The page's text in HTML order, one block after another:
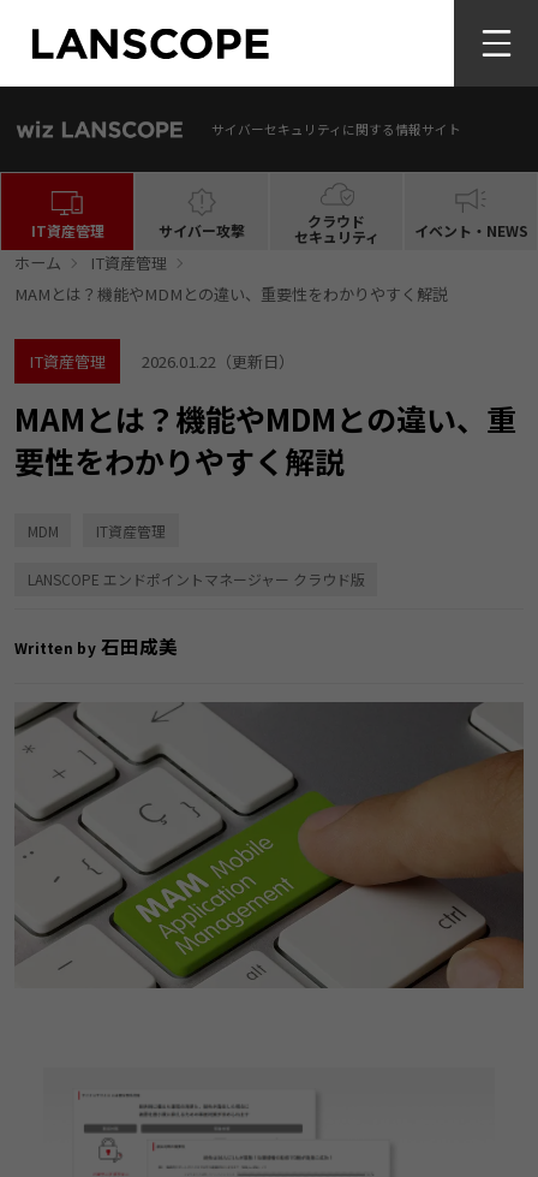
サイバーセキュリティに関する情報サイト
IT資産管理 サイバー攻撃 クラウド
セキュリティ イベント・NEWS
ホーム
IT資産管理
MAMとは？機能やMDMとの違い、重要性をわかりやすく解説
IT資産管理 2026.01.22（更新日）
MAMとは？機能やMDMとの違い、重
要性をわかりやすく解説
MDM IT資産管理
LANSCOPE エンドポイントマネージャー クラウド版
Written by石田成美